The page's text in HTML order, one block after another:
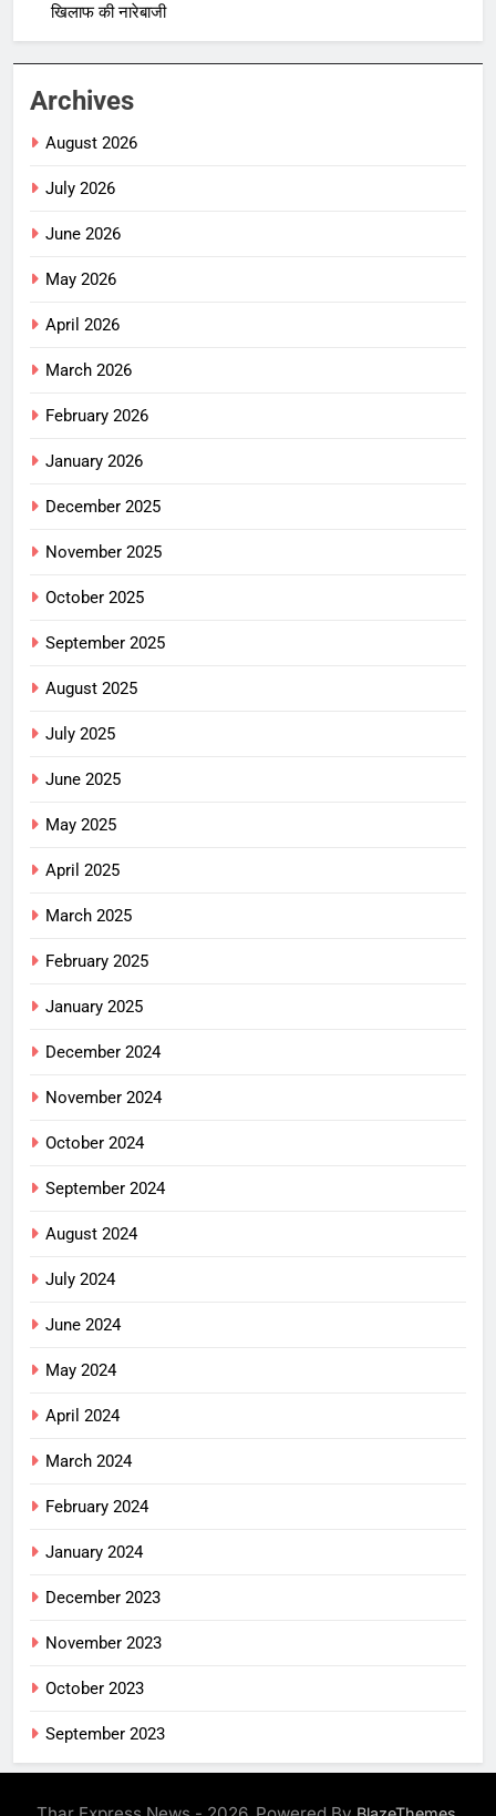
खिलाफ की नारेबाजी
Archives
August 2026
July 2026
June 2026
May 2026
April 2026
March 2026
February 2026
January 2026
December 2025
November 2025
October 2025
September 2025
August 2025
July 2025
June 2025
May 2025
April 2025
March 2025
February 2025
January 2025
December 2024
November 2024
October 2024
September 2024
August 2024
July 2024
June 2024
May 2024
April 2024
March 2024
February 2024
January 2024
December 2023
November 2023
October 2023
September 2023